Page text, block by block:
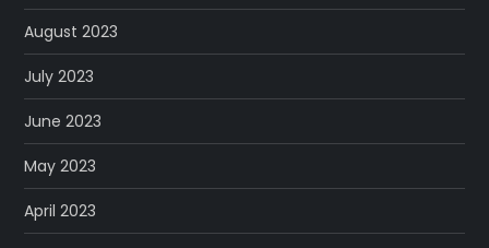
August 2023
July 2023
June 2023
May 2023
April 2023